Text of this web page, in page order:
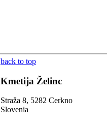
back to top
Kmetija Želinc
Straža 8, 5282 Cerkno
Slovenia